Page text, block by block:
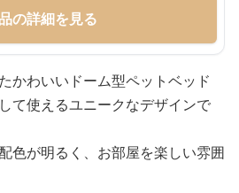
の詳細を見る
かわいいドーム型ペットベッド
て使えるユニークなデザインで
色が明るく、お部屋を楽しい雰囲